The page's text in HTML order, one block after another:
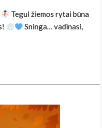
Tegul žiemos rytai būna
Sninga… vadinasi,